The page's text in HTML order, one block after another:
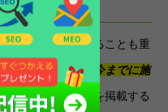
掲載
ームページを作ることも重
サロンの魅力は、今までに施
真付きで施術実績を掲載する